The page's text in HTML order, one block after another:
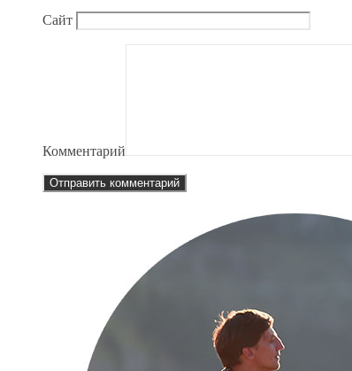
Сайт
Комментарий